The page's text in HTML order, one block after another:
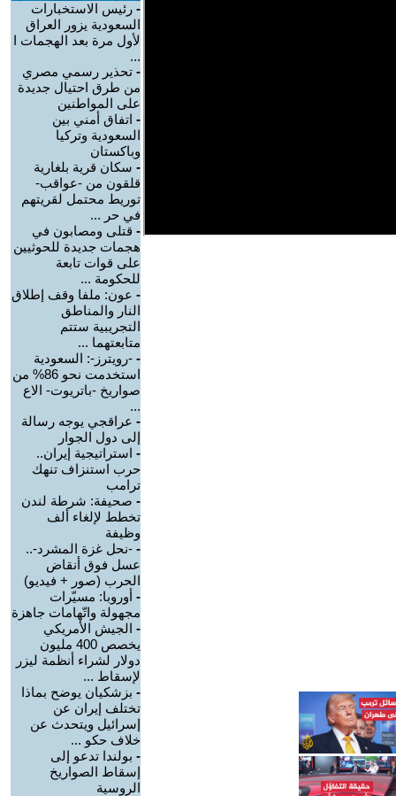
- رئيس الاستخبارات
السعودية يزور العراق
لأول مرة بعد الهجمات ا
...
- تحذير رسمي مصري
من طرق احتيال جديدة
على المواطنين
- اتفاق أمني بين
السعودية وتركيا
وباكستان
- سكان قرية بلغارية
قلقون من -عواقب-
توريط محتمل لقريتهم
في حر ...
- قتلى ومصابون في
هجمات جديدة للحوثيين
على قوات تابعة
للحكومة ...
- عون: ملفا وقف إطلاق
النار والمناطق
التجريبية ستتم
متابعتهما ...
- -رويترز-: السعودية
استخدمت نحو 86% من
صواريخ -باتريوت- الاع
...
- عراقجي يوجه رسالة
إلى دول الجوار
- استراتيجية إيران..
حرب استنزاف تنهك
ترامب
- صحيفة: شرطة لندن
تخطط لإلغاء ألف
وظيفة
- -نحل غزة المشرد-..
عسل فوق أنقاض
الحرب (صور + فيديو)
- أوروبا: مسيّرات
مجهولة واتّهامات جاهزة
- الجيش الأمريكي
يخصص 400 مليون
دولار لشراء أنظمة ليزر
لإسقاط ...
- بزشكيان يوضح بماذا
تختلف إيران عن
إسرائيل ويتحدث عن
خلاف حكو ...
- بولندا تدعو إلى
إسقاط الصواريخ
الروسية